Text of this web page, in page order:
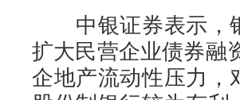
中银证券表示，银
扩大民营企业债券融
企地产流动性压力，